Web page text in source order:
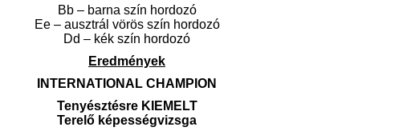
Bb – barna szín hordozó
Ee – ausztrál vörös szín hordozó
Dd – kék szín hordozó
Eredmények
INTERNATIONAL CHAMPION
Tenyésztésre KIEMELT
Terelő képességvizsga